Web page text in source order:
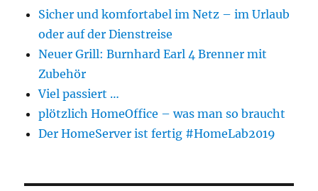
Sicher und komfortabel im Netz – im Urlaub
oder auf der Dienstreise
Neuer Grill: Burnhard Earl 4 Brenner mit
Zubehör
Viel passiert …
plötzlich HomeOffice – was man so braucht
Der HomeServer ist fertig #HomeLab2019